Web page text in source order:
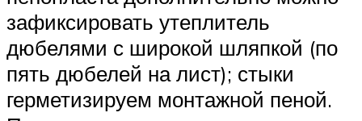
зафиксировать утеплитель
дюбелями с широкой шляпкой (по
пять дюбелей на лист); стыки
герметизируем монтажной пеной.